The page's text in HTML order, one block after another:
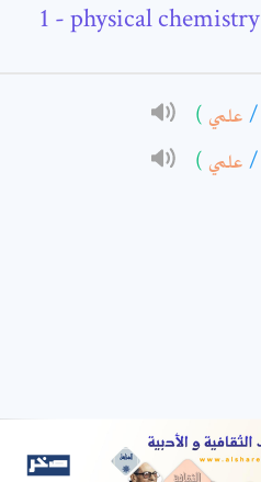
- physical chemistry
/ علمي )
/ علمي )